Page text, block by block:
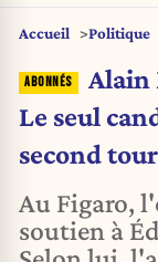
Accueil Politique
Alain
Le seul
second
Au Figaro,
soutien à